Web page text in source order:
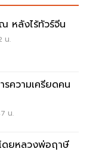
หลังไร้ทัวร์จีน
น.
รความเครียดคน
น.
ดยหลวงพ่อฤาษี